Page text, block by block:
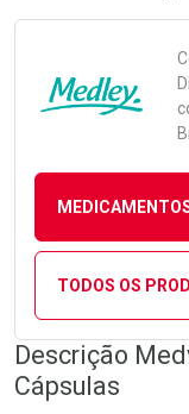
TODOS OS
Descrição
Cápsulas